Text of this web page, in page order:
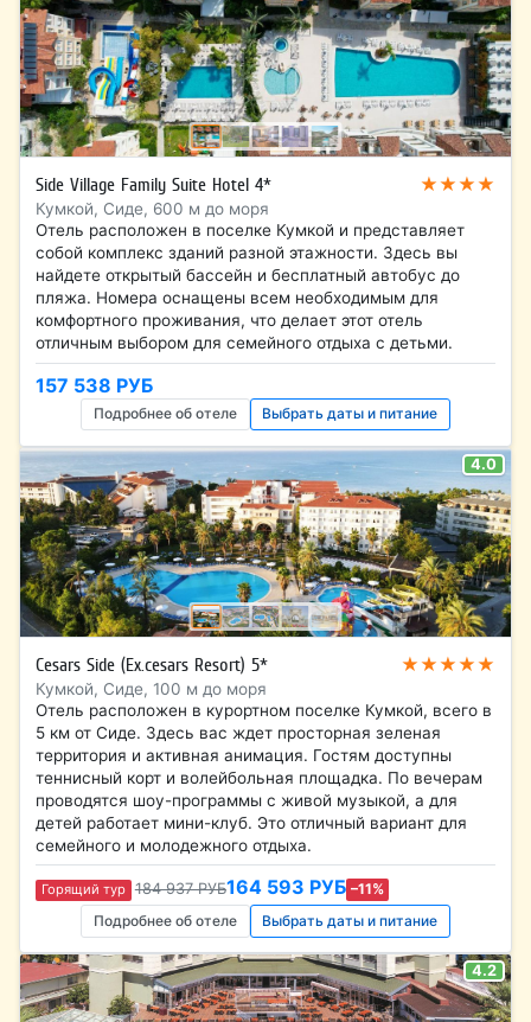
Side Village Family Suite Hotel 4* ★★★★
Кумкой, Сиде, 600 м до моря
Отель расположен в поселке Кумкой и представляет
собой комплекс зданий разной этажности. Здесь вы
найдете открытый бассейн и бесплатный автобус до
пляжа. Номера оснащены всем необходимым для
комфортного проживания, что делает этот отель
отличным выбором для семейного отдыха с детьми.
157 538 РУБ
Подробнее об отеле Выбрать даты и питание
4.0
Cesars Side (Ex.cesars Resort) 5* ★★★★★
Кумкой, Сиде, 100 м до моря
Отель расположен в курортном поселке Кумкой, всего в
5 км от Сиде. Здесь вас ждет просторная зеленая
территория и активная анимация. Гостям доступны
теннисный корт и волейбольная площадка. По вечерам
проводятся шоу-программы с живой музыкой, а для
детей работает мини-клуб. Это отличный вариант для
семейного и молодежного отдыха.
Горящий тур 184 937 РУБ164 593 РУБ –11%
Подробнее об отеле
Выбрать даты и питание
4.2